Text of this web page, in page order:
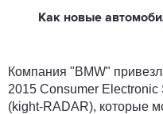
Как новые
Компания "BMW"
2015 Consumer
(kight-RADAR), которые